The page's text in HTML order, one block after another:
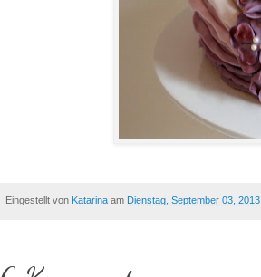
Eingestellt von Katarina am Dienstag, September 03, 2013